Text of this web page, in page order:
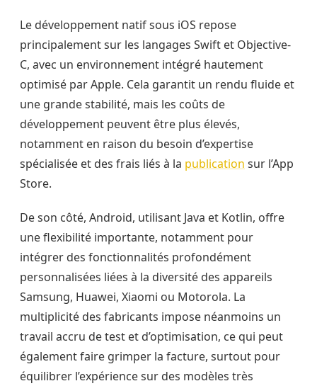
Le développement natif sous iOS repose
principalement sur les langages Swift et Objective-
C, avec un environnement intégré hautement
optimisé par Apple. Cela garantit un rendu fluide et
une grande stabilité, mais les coûts de
développement peuvent être plus élevés,
notamment en raison du besoin d’expertise
spécialisée et des frais liés à la publication sur l’App
Store.
De son côté, Android, utilisant Java et Kotlin, offre
une flexibilité importante, notamment pour
intégrer des fonctionnalités profondément
personnalisées liées à la diversité des appareils
Samsung, Huawei, Xiaomi ou Motorola. La
multiplicité des fabricants impose néanmoins un
travail accru de test et d’optimisation, ce qui peut
également faire grimper la facture, surtout pour
équilibrer l’expérience sur des modèles très